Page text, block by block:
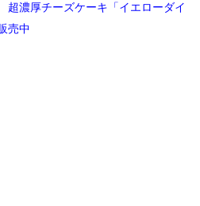
濃厚チーズケーキ「イエローダイ
売中